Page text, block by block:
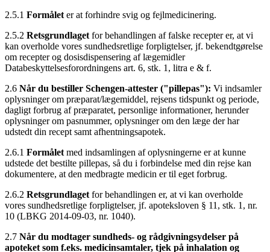
2.5.1 Formålet er at forhindre svig og fejlmedicinering.
2.5.2 Retsgrundlaget for behandlingen af falske recepter er, at vi
kan overholde vores sundhedsretlige forpligtelser, jf. bekendtgørelse
om recepter og dosisdispensering af lægemidler
Databeskyttelsesforordningens art. 6, stk. 1, litra e & f.
2.6 Når du bestiller Schengen-attester ("pillepas"): Vi indsamler
oplysninger om præparat/lægemiddel, rejsens tidspunkt og periode,
dagligt forbrug af præparatet, personlige informationer, herunder
oplysninger om pasnummer, oplysninger om den læge der har
udstedt din recept samt afhentningsapotek.
2.6.1 Formålet med indsamlingen af oplysningerne er at kunne
udstede det bestilte pillepas, så du i forbindelse med din rejse kan
dokumentere, at den medbragte medicin er til eget forbrug.
2.6.2 Retsgrundlaget for behandlingen er, at vi kan overholde
vores sundhedsretlige forpligtelser, jf. apoteksloven § 11, stk. 1, nr.
10 (LBKG 2014-09-03, nr. 1040).
2.7 Når du modtager sundheds- og rådgivningsydelser på
apoteket som f.eks. medicinsamtaler, tjek på inhalation og